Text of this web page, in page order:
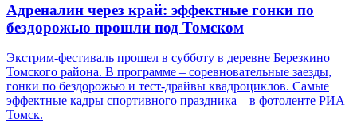
Адреналин через край: эффектные гонки по
бездорожью прошли под Томском
Экстрим-фестиваль прошел в субботу в деревне Березкино
Томского района. В программе – соревновательные заезды,
гонки по бездорожью и тест-драйвы квадроциклов. Самые
эффектные кадры спортивного праздника – в фотоленте РИА
Томск.